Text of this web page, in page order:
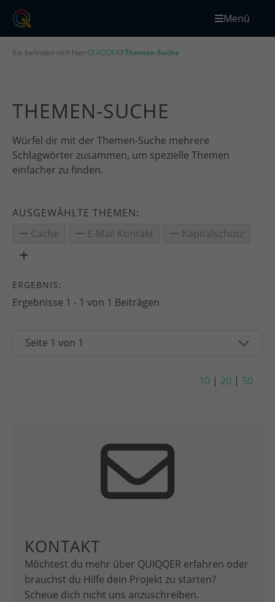
Menü
Sie befinden sich hier:QUIQQER Themen-Suche
THEMEN-SUCHE
Würfel dir mit der Themen-Suche mehrere
Schlagwörter zusammen, um spezielle Themen
einfacher zu finden.
AUSGEWÄHLTE THEMEN:
Cache
E-Mail Kontakt Kapitalschutz
ERGEBNIS:
Ergebnisse 1 - 1 von 1 Beiträgen
10 | 20 | 50
KONTAKT
Möchtest du mehr über QUIQQER erfahren oder
brauchst du Hilfe dein Projekt zu starten?
Scheue dich nicht uns anzuschreiben.